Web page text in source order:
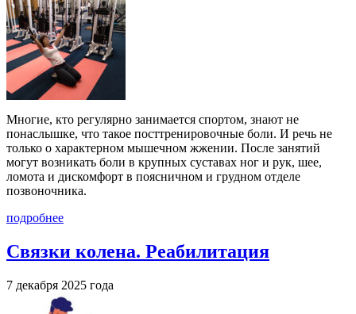
Многие, кто регулярно занимается спортом, знают не
понаслышке, что такое посттренировочные боли. И речь не
только о характерном мышечном жжении. После занятий
могут возникать боли в крупных суставах ног и рук, шее,
ломота и дискомфорт в поясничном и грудном отделе
позвоночника.
подробнее
Связки колена. Реабилитация
7 декабря 2025 года